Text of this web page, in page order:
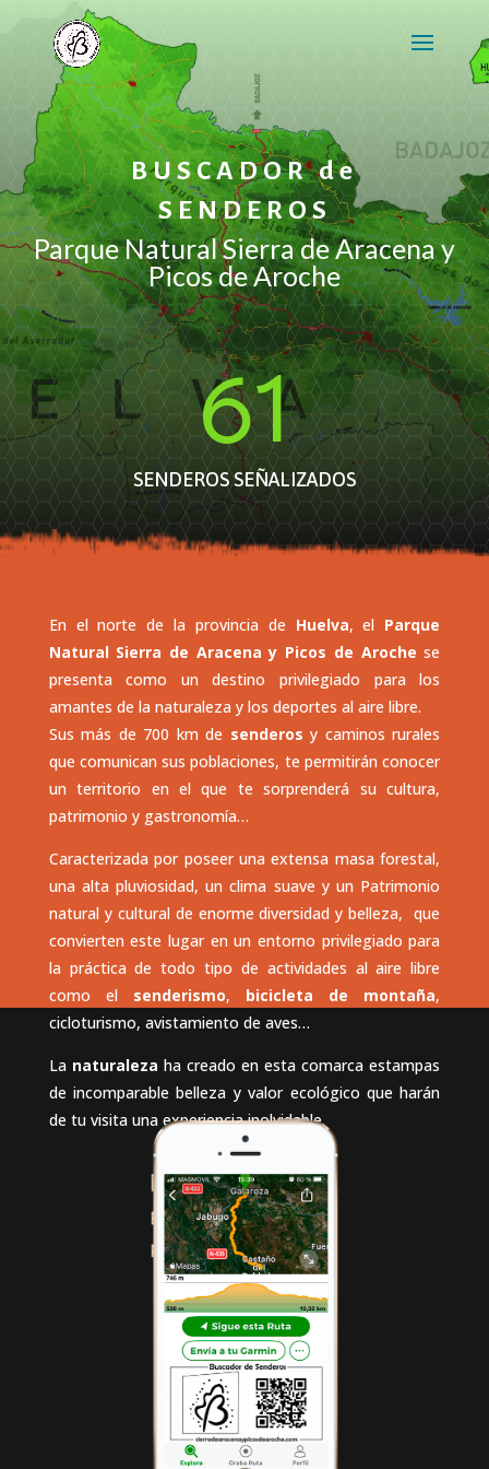
BUSCADOR de
SENDEROS
Parque Natural Sierra de Aracena y
Picos de Aroche
61
SENDEROS SEÑALIZADOS
En el norte de la provincia de Huelva, el Parque
Natural Sierra de Aracena y Picos de Aroche se
presenta como un destino privilegiado para los
amantes de la naturaleza y los deportes al aire libre.
Sus más de 700 km de senderos y caminos rurales
que comunican sus poblaciones, te permitirán conocer
un territorio en el que te sorprenderá su cultura,
patrimonio y gastronomía…
Caracterizada por poseer una extensa masa forestal,
una alta pluviosidad, un clima suave y un Patrimonio
natural y cultural de enorme diversidad y belleza, que
convierten este lugar en un entorno privilegiado para
la práctica de todo tipo de actividades al aire libre
como el senderismo, bicicleta de montaña,
cicloturismo, avistamiento de aves…
La naturaleza ha creado en esta comarca estampas
de incomparable belleza y valor ecológico que harán
de tu visita una experiencia inolvidable.